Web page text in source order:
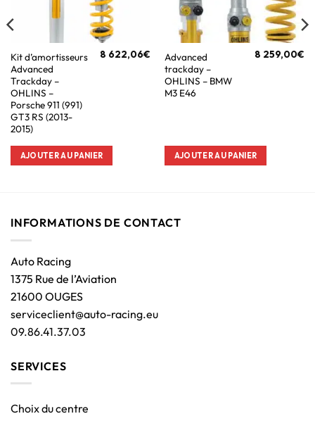
Kit d’amortisseurs
Advanced
Trackday –
OHLINS –
Porsche 911 (991)
GT3 RS (2013-
2015)
8 622,06€
AJOUTER AU PANIER
Advanced
trackday –
OHLINS – BMW
M3 E46
8 259,00€
AJOUTER AU PANIER
INFORMATIONS DE CONTACT
Auto Racing
1375 Rue de l’Aviation
21600 OUGES
serviceclient@auto-racing.eu
09.86.41.37.03
SERVICES
Choix du centre